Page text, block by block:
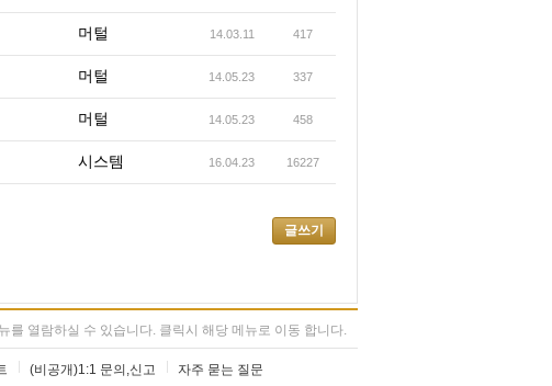
머털 14.03.11 417
머털 14.05.23 337
머털 14.05.23 458
시스템 16.04.23 16227
글쓰기
를 열람하실 수 있습니다. 클릭시 해당 메뉴로 이동 합니다.
(비공개)1:1 문의,신고 자주 묻는 질문